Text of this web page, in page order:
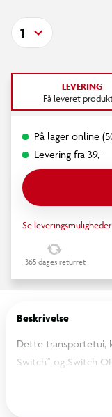
1
LEVERING
Få leveret
På lager online
Levering fra 39,-
Se leveringsmuligheder
365 dages returret
Beskrivelse
Dette transportetui,
Switch™ og Switch
konsol beskyttet